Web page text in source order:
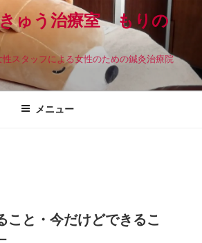
ゅう治療室 もりの
スタッフによる女性のための鍼灸治療院
メニュー
こと・今だけどできるこ